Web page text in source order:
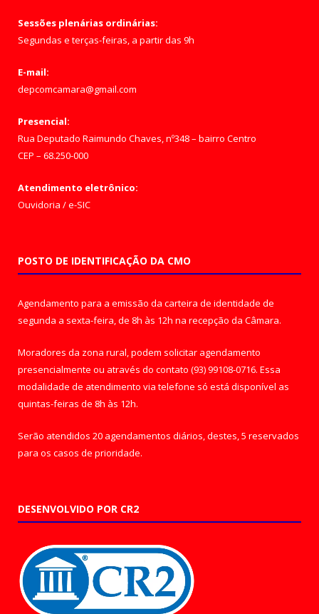
Sessões plenárias ordinárias:
Segundas e terças-feiras, a partir das 9h
E-mail:
depcomcamara@gmail.com
Presencial:
Rua Deputado Raimundo Chaves, nº348 – bairro Centro
CEP – 68.250-000
Atendimento eletrônico:
Ouvidoria /e-SIC
POSTO DE IDENTIFICAÇÃO DA CMO
Agendamento para a emissão da carteira de identidade de
segunda a sexta-feira, de 8h às 12h na recepção da Câmara.
Moradores da zona rural, podem solicitar agendamento
presencialmente ou através do contato (93) 99108-0716. Essa
modalidade de atendimento via telefone só está disponível as
quintas-feiras de 8h às 12h.
Serão atendidos 20 agendamentos diários, destes, 5 reservados
para os casos de prioridade.
DESENVOLVIDO POR CR2